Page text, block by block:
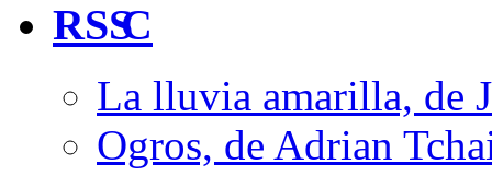
C
La lluvia amarilla, de
Ogros, de Adrian